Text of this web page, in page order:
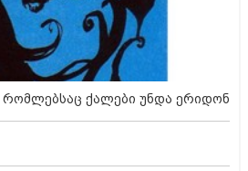
რომლებსაც ქალები უნდა ერიდონ